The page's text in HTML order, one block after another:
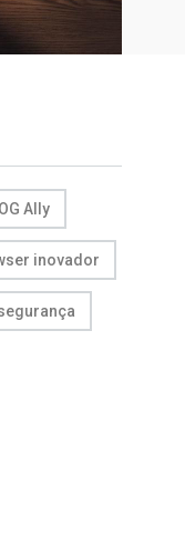
Ally
inovador